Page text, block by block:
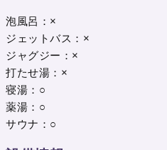
泡風呂：×
ジェットバス：×
ジャグジー：×
打たせ湯：×
寝湯：○
薬湯：○
サウナ：○